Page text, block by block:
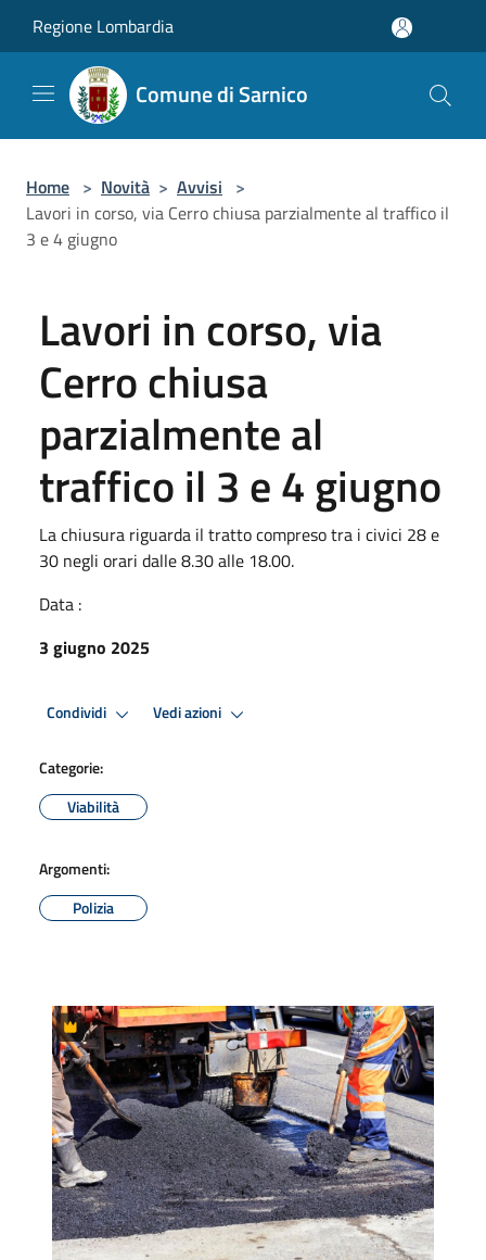
Regione Lombardia
Comune di Sarnico
Home > Novità > Avvisi >
Lavori in corso, via Cerro chiusa parzialmente al traffico il
3 e 4 giugno
Lavori in corso, via
Cerro chiusa
parzialmente al
traffico il 3 e 4 giugno
La chiusura riguarda il tratto compreso tra i civici 28 e
30 negli orari dalle 8.30 alle 18.00.
Data :
3 giugno 2025
Condividi Vedi azioni
Categorie:
Viabilità
Argomenti:
Polizia